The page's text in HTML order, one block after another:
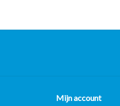
Mijn account